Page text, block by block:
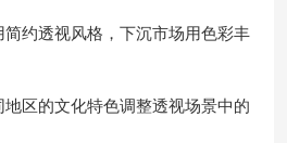
约透视风格，下沉市场用色彩丰
区的文化特色调整透视场景中的